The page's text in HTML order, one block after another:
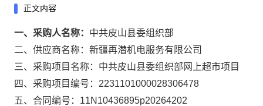
正文内容
一、采购人名称： 中共皮山县委组织部
二、供应商名称： 新疆再潜机电服务有限公司
三、采购项目名称： 中共皮山县委组织部网上超市项目
四、采购项目编号： 2231101000028306478
五、合同编号： 11N10436895p20264202